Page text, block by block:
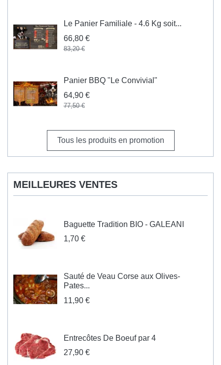
Le Panier Familiale - 4.6 Kg soit...
66,80 €
83,20 €
Panier BBQ "Le Convivial"
64,90 €
77,50 €
Tous les produits en promotion
MEILLEURES VENTES
Baguette Tradition BIO - GALEANI
1,70 €
Sauté de Veau Corse aux Olives-
Pates...
11,90 €
Entrecôtes De Boeuf par 4
27,90 €